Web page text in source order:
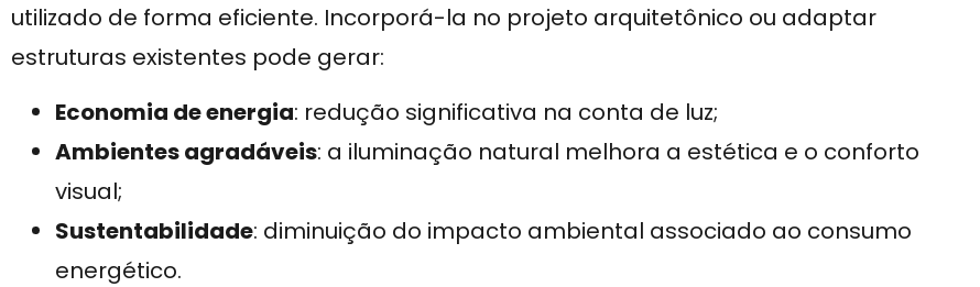
utilizado de forma eficiente. Incorporá-la no projeto arquitetônico ou adaptar
estruturas existentes pode gerar:
Economia de energia: redução significativa na conta de luz;
Ambientes agradáveis: a iluminação natural melhora a estética e o conforto
visual;
Sustentabilidade: diminuição do impacto ambiental associado ao consumo
energético.